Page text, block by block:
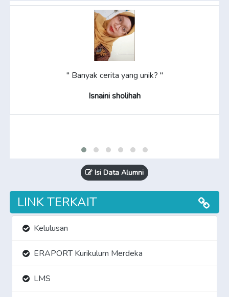
" Banyak cerita yang unik? "
Isnaini sholihah
Isi Data Alumni
LINK TERKAIT
Kelulusan
ERAPORT Kurikulum Merdeka
LMS